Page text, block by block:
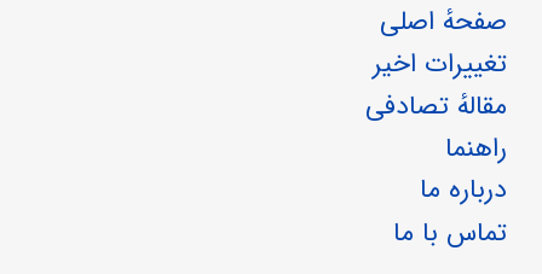
صفحهٔ اصلی
تغییرات اخیر
مقالهٔ تصادفی
راهنما
درباره ما
تماس با ما